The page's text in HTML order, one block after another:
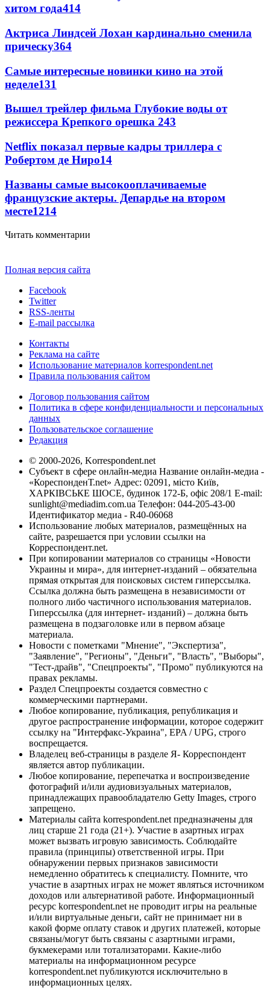
хитом года414
Актриса Линдсей Лохан кардинально сменила
прическу364
Самые интересные новинки кино на этой
неделе131
Вышел трейлер фильма Глубокие воды от
режиссера Крепкого орешка 243
Netflix показал первые кадры триллера с
Робертом де Ниро14
Названы самые высокооплачиваемые
французские актеры. Депардье на втором
месте1214
Читать комментарии
Полная версия сайта
Facebook
Twitter
RSS-ленты
E-mail рассылка
Контакты
Реклама на сайте
Использование материалов korrespondent.net
Правила пользования сайтом
Договор пользования сайтом
Политика в сфере конфиденциальности и персональных
данных
Пользовательское соглашение
Редакция
© 2000-2026, Korrespondent.net
Субъект в сфере онлайн-медиа Название онлайн-медиа -
«КореспонденТ.net» Адрес: 02091, місто Київ,
ХАРКІВСЬКЕ ШОСЕ, будинок 172-Б, офіс 208/1 E-mail:
sunlight@mediadim.com.ua Телефон: 044-205-43-00
Идентификатор медиа - R40-06068
Использование любых материалов, размещённых на
сайте, разрешается при условии ссылки на
Корреспондент.net.
При копировании материалов со страницы «Новости
Украины и мира», для интернет-изданий – обязательна
прямая открытая для поисковых систем гиперссылка.
Ссылка должна быть размещена в независимости от
полного либо частичного использования материалов.
Гиперссылка (для интернет- изданий) – должна быть
размещена в подзаголовке или в первом абзаце
материала.
Новости с пометками "Мнение", "Экспертиза",
"Заявление", "Регионы", "Деньги", "Власть", "Выборы",
"Тест-драйв", "Спецпроекты", "Промо" публикуются на
правах рекламы.
Раздел Спецпроекты создается совместно с
коммерческими партнерами.
Любое копирование, публикация, републикация и
другое распространение информации, которое содержит
ссылку на "Интерфакс-Украина", EPA / UPG, строго
воспрещается.
Владелец веб-страницы в разделе Я- Корреспондент
является автор публикации.
Любое копирование, перепечатка и воспроизведение
фотографий и/или аудиовизуальных материалов,
принадлежащих правообладателю Getty Images, строго
запрещено.
Материалы сайта korrespondent.net предназначены для
лиц старше 21 года (21+). Участие в азартных играх
может вызвать игровую зависимость. Соблюдайте
правила (принципы) ответственной игры. При
обнаружении первых признаков зависимости
немедленно обратитесь к специалисту. Помните, что
участие в азартных играх не может являться источником
доходов или альтернативой работе. Информационный
ресурс korrespondent.net не проводит игры на реальные
и/или виртуальные деньги, сайт не принимает ни в
какой форме оплату ставок и других платежей, которые
связаны/могут быть связаны с азартными играми,
букмекерами или тотализаторами. Какие-либо
материалы на информационном ресурсе
korrespondent.net публикуются исключительно в
информационных целях.